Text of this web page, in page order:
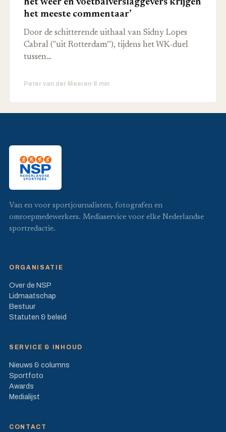
het weer en voetbalverslaggevers krijgen
het meeste commentaar’
Door de schitterende uithaal van Sidny Lopes
Cabral ("uit Rotterdam’’), tijdens het WK-duel
tussen…
Peter van der Meeren·8 min
Van en voor sportjournalisten, fotografen en
omroepmedewerkers. Mediaservice voor elke Nederlandse
sportredactie.
ORGANISATIE
Over de NSP
Lidmaatschap
Bestuur
Statuten & beleid
SERVICE & INHOUD
Nieuws & columns
Sportfoto
Awards
Medialijst
CONTACT